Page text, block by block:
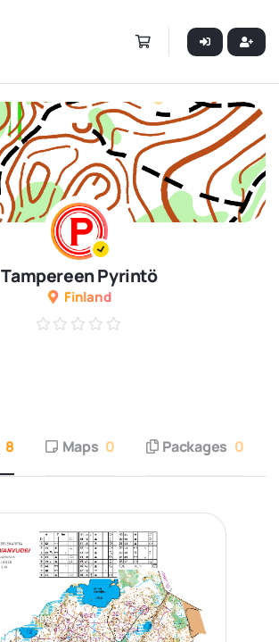
Tampereen Pyrintö
Finland
8 Maps 0 Packages 0